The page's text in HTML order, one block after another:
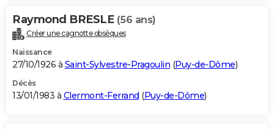
Raymond BRESLE (56 ans)
Créer une cagnotte obsèques
Naissance
27/10/1926 à Saint-Sylvestre-Pragoulin (Puy-de-Dôme)
Décès
13/01/1983 à Clermont-Ferrand (Puy-de-Dôme)